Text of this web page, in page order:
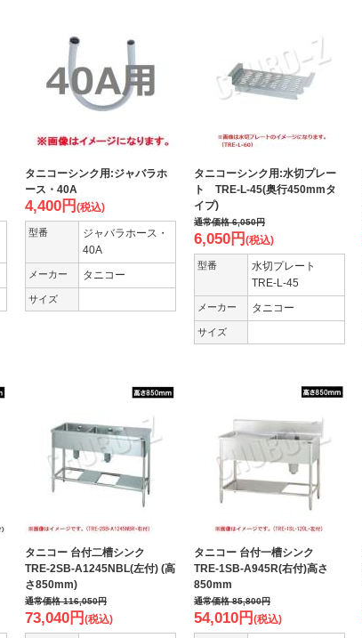
タニコーシンク用:ジャバラホ
ース・40A
4,400円 (税込)
型番
ジャバラホース・
40A
メーカー タニコー
サイズ
タニコーシンク用:水切プレー
ト TRE-L-45(奥行450mmタ
イプ)
通常価格6,050円
6,050円 (税込)
型番
水切プレート
TRE-L-45
メーカー タニコー
サイズ
タニコー 台付二槽シンク
TRE-2SB-A1245NBL(左付) (高
さ850mm)
通常価格116,050円
73,040円 (税込)
タニコー 台付一槽シンク
TRE-1SB-A945R(右付)高さ
850mm
通常価格85,800円
54,010円 (税込)